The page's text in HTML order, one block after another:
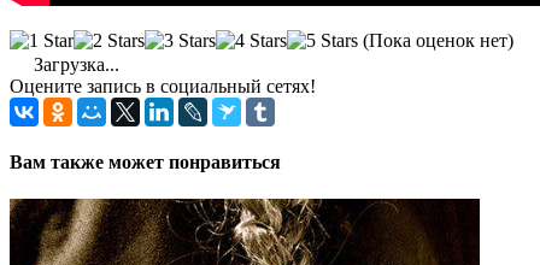
(Пока оценок нет)
Загрузка...
Оцените запись в социальный сетях!
Вам также может понравиться